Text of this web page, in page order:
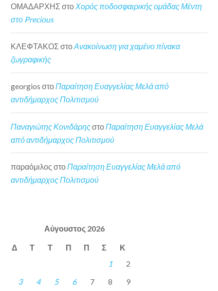
ΟΜΑΔΑΡΧΗΣ στοΧορός ποδοσφαιρικής ομάδας Μέντη
στο Precious
ΚΛΕΦΤΑΚΟΣ στοΑνακοίνωση για χαμένο πίνακα
ζωγραφικής
georgios στοΠαραίτηση Ευαγγελίας Μελά από
αντιδήμαρχος Πολιτισμού
Παναγιώτης Κονιδάρηςστο Παραίτηση Ευαγγελίας Μελά
από αντιδήμαρχος Πολιτισμού
παραόμιλος στοΠαραίτηση Ευαγγελίας Μελά από
αντιδήμαρχος Πολιτισμού
Αύγουστος 2026
Δ Τ Τ Π Π Σ Κ
1
2
3
4 5 6 7 8
9